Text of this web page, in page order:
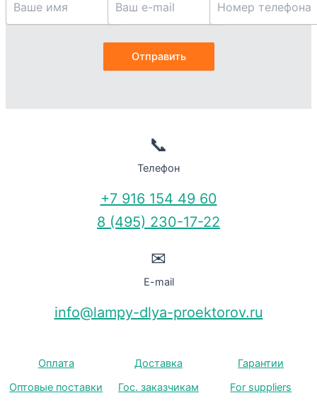
📞
Телефон
+7 916 154 49 60
8 (495) 230-17-22
✉
E-mail
info@lampy-dlya-proektorov.ru
Оплата Доставка
Гарантии
Оптовые поставки
Гос. заказчикам For suppliers